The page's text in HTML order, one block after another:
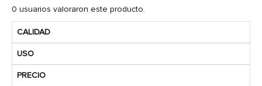
0 usuarios valoraron este producto.
CALIDAD
USO
PRECIO